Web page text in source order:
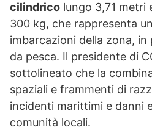
cilindrico lungo 3,71 metri
300 kg, che rappresenta
imbarcazioni della zona,
da pesca. Il presidente di
sottolineato che la
spaziali e frammenti di
incidenti marittimi e danni
comunità locali.